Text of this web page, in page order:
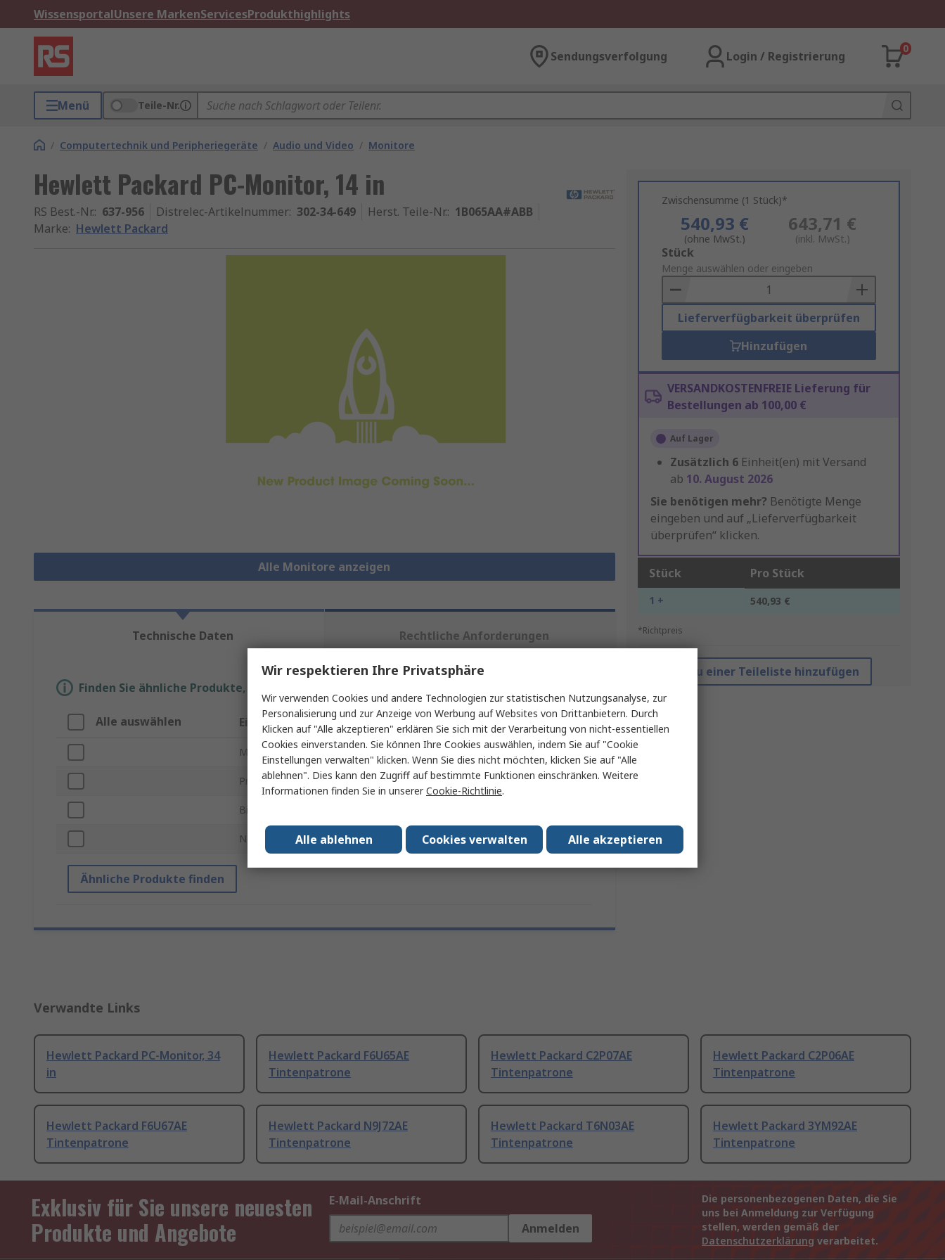
WissensportalUnsere MarkenServicesProdukthighlights
Sendungsverfolgung Login / Registrierung
0
Menü Teile-Nr.
/ Computertechnik und Peripheriegeräte / Audio und Video / Monitore
Hewlett Packard PC-Monitor, 14 in
RS Best.-Nr.: 637-956 Distrelec-Artikelnummer: 302-34-649 Herst. Teile-Nr.: 1B065AA#ABB
Marke: Hewlett Packard
Alle Monitore anzeigen
Zwischensumme (1 Stück)*
540,93 €
(ohne MwSt.)
643,71 €
(inkl. MwSt.)
Add
to
Basket
Stück
Menge auswählen oder eingeben
Lieferverfügbarkeit überprüfen
Hinzufügen
VERSANDKOSTENFREIE Lieferung für
Bestellungen ab 100,00 €
Auf Lager
Zusätzlich 6 Einheit(en) mit Versand
ab 10. August 2026
Sie benötigen mehr? Benötigte Menge
eingeben und auf „Lieferverfügbarkeit
überprüfen“ klicken.
Stück Pro Stück
1 + 540,93 €
*Richtpreis
Zu einer Teileliste hinzufügen
Technische Daten Rechtliche Anforderungen
Finden Sie ähnliche Produkte, indem Sie ein oder mehrere Eigenschaften auswählen.
Alle auswählen Eigenschaft Wert
Marke Hewlett Packard
Produkt Typ PC-Monitor
Bildschirmgröße
Normen/Zulassungen RoHS Certificate of Compliance
Ähnliche Produkte finden
Verwandte Links
Hewlett Packard PC-Monitor, 34
in
Hewlett Packard F6U65AE
Tintenpatrone
Hewlett Packard C2P07AE
Tintenpatrone
Hewlett Packard C2P06AE
Tintenpatrone
Hewlett Packard F6U67AE
Tintenpatrone
Hewlett Packard N9J72AE
Tintenpatrone
Hewlett Packard T6N03AE
Tintenpatrone
Hewlett Packard 3YM92AE
Tintenpatrone
Exklusiv für Sie unsere neuesten
Produkte und Angebote
E-Mail-Anschrift
Anmelden
Die personenbezogenen Daten, die Sie
uns bei Anmeldung zur Verfügung
stellen, werden gemäß der
Datenschutzerklärung verarbeitet.
Wir respektieren Ihre Privatsphäre
Wir verwenden Cookies und andere Technologien zur statistischen Nutzungsanalyse, zur
Personalisierung und zur Anzeige von Werbung auf Websites von Drittanbietern. Durch
Klicken auf "Alle akzeptieren" erklären Sie sich mit der Verarbeitung von nicht-essentiellen
Cookies einverstanden. Sie können Ihre Cookies auswählen, indem Sie auf "Cookie
Einstellungen verwalten" klicken. Wenn Sie dies nicht möchten, klicken Sie auf "Alle
ablehnen". Dies kann den Zugriff auf bestimmte Funktionen einschränken. Weitere
Informationen finden Sie in unsererCookie-Richtlinie.
Alle akzeptieren
Cookies verwalten
Alle ablehnen